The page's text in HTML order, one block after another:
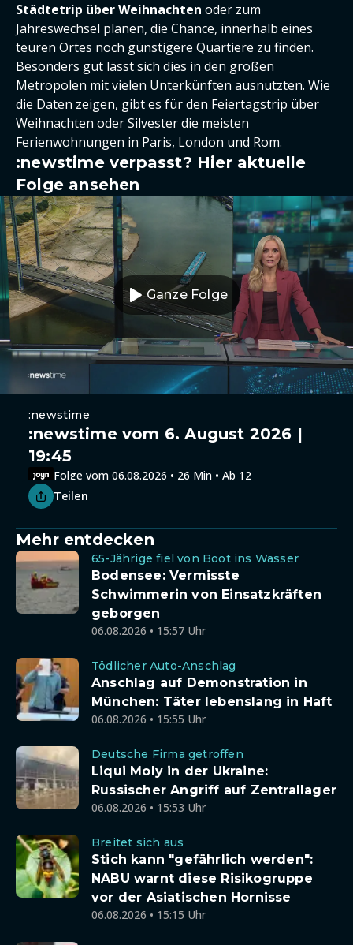
Städtetrip über Weihnachten oder zum
Jahreswechsel planen, die Chance, innerhalb eines
teuren Ortes noch günstigere Quartiere zu finden.
Besonders gut lässt sich dies in den großen
Metropolen mit vielen Unterkünften ausnutzten. Wie
die Daten zeigen, gibt es für den Feiertagstrip über
Weihnachten oder Silvester die meisten
Ferienwohnungen in Paris, London und Rom.
:newstime verpasst? Hier aktuelle
Folge ansehen
Ganze Folge
:newstime
:newstime vom 6. August 2026 |
19:45
Folge vom 06.08.2026 • 26 Min • Ab 12
Teilen
Mehr entdecken
65-Jährige fiel von Boot ins Wasser
Bodensee: Vermisste
Schwimmerin von Einsatzkräften
geborgen
06.08.2026 • 15:57 Uhr
Tödlicher Auto-Anschlag
Anschlag auf Demonstration in
München: Täter lebenslang in Haft
06.08.2026 • 15:55 Uhr
Deutsche Firma getroffen
Liqui Moly in der Ukraine:
Russischer Angriff auf Zentrallager
06.08.2026 • 15:53 Uhr
Breitet sich aus
Stich kann "gefährlich werden":
NABU warnt diese Risikogruppe
vor der Asiatischen Hornisse
06.08.2026 • 15:15 Uhr